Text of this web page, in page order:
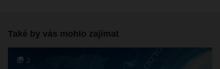
Také by vás mohlo zajímat
2